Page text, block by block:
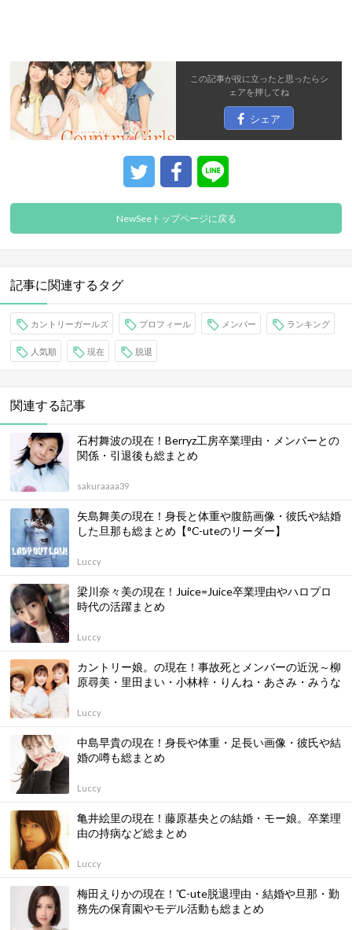
この記事が役に立ったと思ったらシ
ェアを押してね
シェア
NewSeeトップページに戻る
記事に関連するタグ
カントリーガールズ プロフィール メンバー ランキング
人気順 現在 脱退
関連する記事
石村舞波の現在！Berryz工房卒業理由・メンバーとの
関係・引退後も総まとめ
sakuraaaa39
矢島舞美の現在！身長と体重や腹筋画像・彼氏や結婚
した旦那も総まとめ【°C-uteのリーダー】
Luccy
梁川奈々美の現在！Juice=Juice卒業理由やハロプロ
時代の活躍まとめ
Luccy
カントリー娘。の現在！事故死とメンバーの近況～柳
原尋美・里田まい・小林梓・りんね・あさみ・みうな
Luccy
中島早貴の現在！身長や体重・足長い画像・彼氏や結
婚の噂も総まとめ
Luccy
亀井絵里の現在！藤原基央との結婚・モー娘。卒業理
由の持病など総まとめ
Luccy
梅田えりかの現在！℃-ute脱退理由・結婚や旦那・勤
務先の保育園やモデル活動も総まとめ